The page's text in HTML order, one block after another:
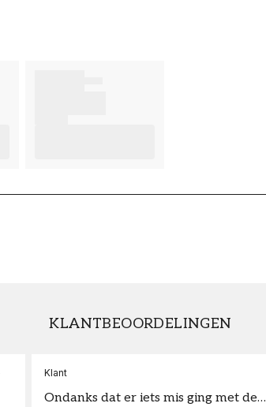
KLANTBEOORDELINGEN
Klant
Ondanks dat er iets mis ging met de…